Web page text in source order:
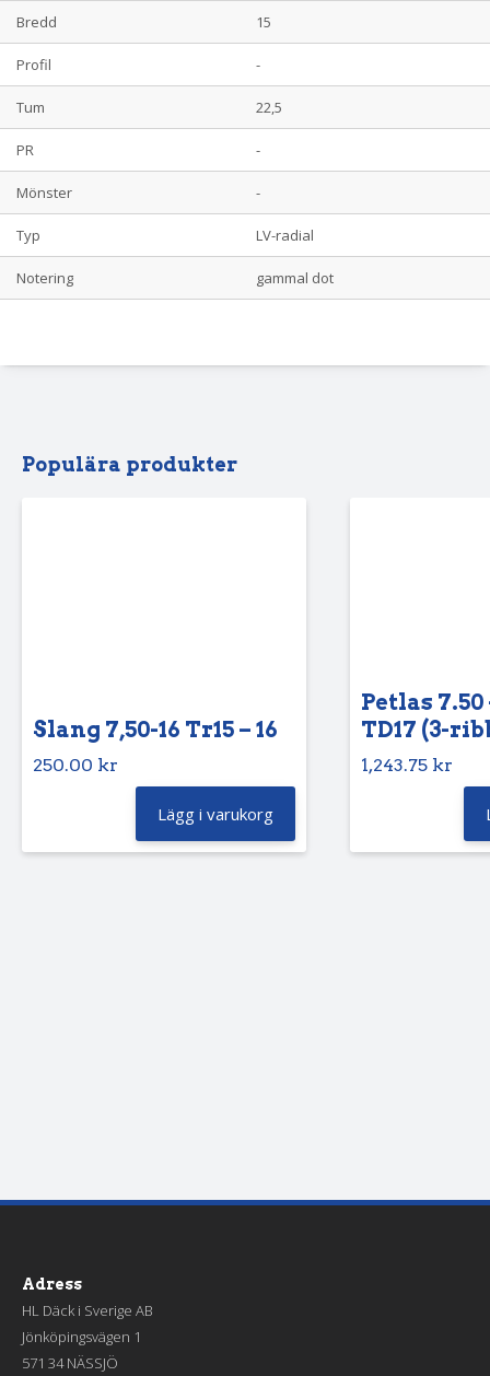
Bredd 15
Profil -
Tum 22,5
PR -
Mönster -
Typ LV-radial
Notering gammal dot
Populära produkter
Slang 7,50-16 Tr15 – 16
250.00 kr
Lägg i varukorg
Petlas 7.50
TD17 (3-
1,243.75 kr
Adress
HL Däck i Sverige AB
Jönköpingsvägen 1
571 34 NÄSSJÖ